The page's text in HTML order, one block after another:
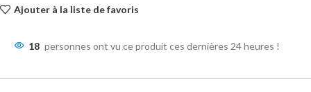
Ajouter à la liste de favoris
18 personnes ont vu ce produit ces dernières 24 heures !